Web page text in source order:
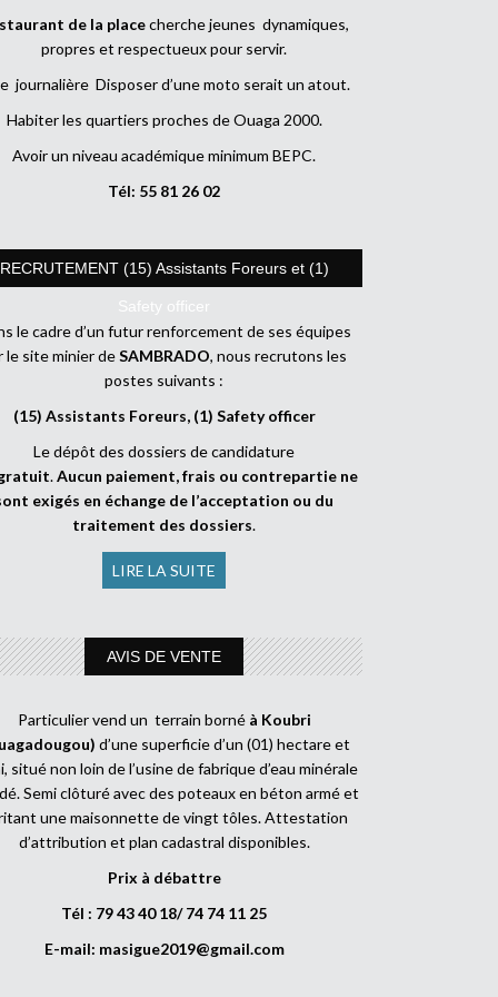
de la placecherche jeunes dynamiques,
propres et respectueux pour servir.
journalière Disposer d’une moto serait un atout.
Habiter les quartiers proches de Ouaga 2000.
Avoir un niveau académique minimum BEPC.
Tél: 55 81 26 02
RECRUTEMENT (15) Assistants Foreurs et (1)
Safety officer
le cadre d’un futur renforcement de ses équipes
le site minier deSAMBRADO, nous recrutons les
postes suivants :
(15) Assistants Foreurs, (1) Safety officer
Le dépôt des dossiers de candidature
.Aucun paiement, frais ou contrepartie ne
exigés en échange de l’acceptation ou du
traitement des dossiers.
LIRE LA SUITE
AVIS DE VENTE
Particulier vend un terrain borné à Koubri
d’une superficie d’un (01) hectare et
situé non loin de l’usine de fabrique d’eau minérale
Semi clôturé avec des poteaux en béton armé et
une maisonnette de vingt tôles. Attestation
d’attribution et plan cadastral disponibles.
Prix à débattre
Tél : 79 43 40 18/ 74 74 11 25
E-mail: masigue2019@gmail.com